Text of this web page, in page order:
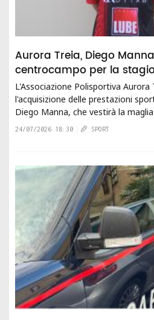
Aurora Treia, Diego
centrocampo per la
L'Associazione Polisportiva
l'acquisizione delle prestazioni
Diego Manna, che vestirà la
nella stagione...
24/07/2026 18:30 SPORT